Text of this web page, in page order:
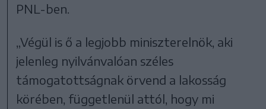
PNL-ben.
„Végül is ő a legjobb miniszterelnök, aki
jelenleg nyilvánvalóan széles
támogatottságnak örvend a lakosság
körében, függetlenül attól, hogy mi